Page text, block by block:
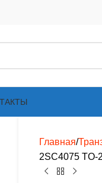
Главная
2SC4075 TO-